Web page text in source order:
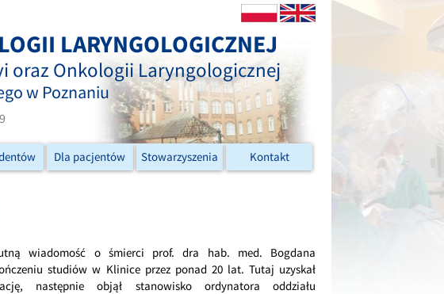
LARYNGOLOGICZNEJ
oraz Onkologii Laryngologicznej
w Poznaniu
Dla pacjentów Stowarzyszenia Kontakt
wiadomość o śmierci prof. dra hab. med. Bogdana
studiów w Klinice przez ponad 20 lat. Tutaj uzyskał
następnie objął stanowisko ordynatora oddziału